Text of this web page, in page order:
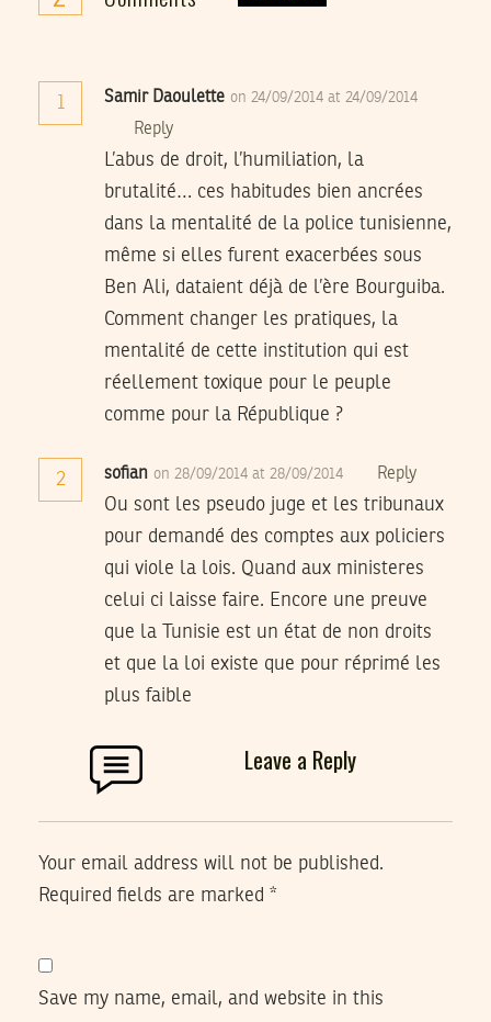
Samir Daoulette on 24/09/2014 at 24/09/2014
Reply
L’abus de droit, l’humiliation, la
brutalité… ces habitudes bien ancrées
dans la mentalité de la police tunisienne,
même si elles furent exacerbées sous
Ben Ali, dataient déjà de l’ère Bourguiba.
Comment changer les pratiques, la
mentalité de cette institution qui est
réellement toxique pour le peuple
comme pour la République ?
2 sofian on 28/09/2014 at 28/09/2014 Reply
Ou sont les pseudo juge et les tribunaux
pour demandé des comptes aux policiers
qui viole la lois. Quand aux ministeres
celui ci laisse faire. Encore une preuve
que la Tunisie est un état de non droits
et que la loi existe que pour réprimé les
plus faible
Leave a Reply
Your email address will not be published.
Required fields are marked *
Save my name, email, and website in this